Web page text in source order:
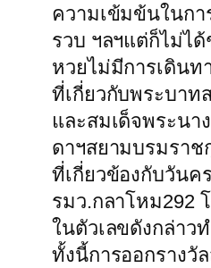
ความเข้มข้นในก
รวบ ฯลฯแต่ก็ไม่ไ
หวยไม่มีการเดินท
ที่เกี่ยวกับพระบาท
และสมเด็จพระนา
ดาฯสยามบรมราช
ที่เกี่ยวข้องกับวันค
รมว.กลาโหม292
ในตัวเลขดังกล่าว
ทั้งนี้การออกรางวั